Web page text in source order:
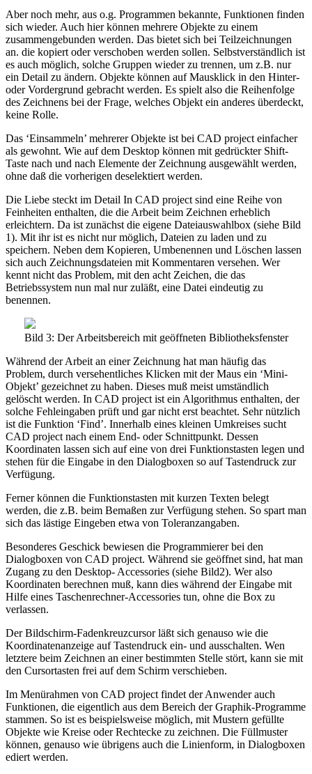
Aber noch mehr, aus o.g. Programmen bekannte, Funktionen finden
sich wieder. Auch hier können mehrere Objekte zu einem
zusammengebunden werden. Das bietet sich bei Teilzeichnungen
an. die kopiert oder verschoben werden sollen. Selbstverständlich ist
es auch möglich, solche Gruppen wieder zu trennen, um z.B. nur
ein Detail zu ändern. Objekte können auf Mausklick in den Hinter-
oder Vordergrund gebracht werden. Es spielt also die Reihenfolge
des Zeichnens bei der Frage, welches Objekt ein anderes überdeckt,
keine Rolle.
Das ‘Einsammeln’ mehrerer Objekte ist bei CAD project einfacher
als gewohnt. Wie auf dem Desktop können mit gedrückter Shift-
Taste nach und nach Elemente der Zeichnung ausgewählt werden,
ohne daß die vorherigen deselektiert werden.
Die Liebe steckt im Detail In CAD project sind eine Reihe von
Feinheiten enthalten, die die Arbeit beim Zeichnen erheblich
erleichtern. Da ist zunächst die eigene Dateiauswahlbox (siehe Bild
1). Mit ihr ist es nicht nur möglich, Dateien zu laden und zu
speichern. Neben dem Kopieren, Umbenennen und Löschen lassen
sich auch Zeichnungsdateien mit Kommentaren versehen. Wer
kennt nicht das Problem, mit den acht Zeichen, die das
Betriebssystem nun mal nur zuläßt, eine Datei eindeutig zu
benennen.
Bild 3: Der Arbeitsbereich mit geöffneten Bibliotheksfenster
Während der Arbeit an einer Zeichnung hat man häufig das
Problem, durch versehentliches Klicken mit der Maus ein ‘Mini-
Objekt’ gezeichnet zu haben. Dieses muß meist umständlich
gelöscht werden. In CAD project ist ein Algorithmus enthalten, der
solche Fehleingaben prüft und gar nicht erst beachtet. Sehr nützlich
ist die Funktion ‘Find’. Innerhalb eines kleinen Umkreises sucht
CAD project nach einem End- oder Schnittpunkt. Dessen
Koordinaten lassen sich auf eine von drei Funktionstasten legen und
stehen für die Eingabe in den Dialogboxen so auf Tastendruck zur
Verfügung.
Ferner können die Funktionstasten mit kurzen Texten belegt
werden, die z.B. beim Bemaßen zur Verfügung stehen. So spart man
sich das lästige Eingeben etwa von Toleranzangaben.
Besonderes Geschick bewiesen die Programmierer bei den
Dialogboxen von CAD project. Während sie geöffnet sind, hat man
Zugang zu den Desktop- Accessories (siehe Bild2). Wer also
Koordinaten berechnen muß, kann dies während der Eingabe mit
Hilfe eines Taschenrechner-Accessories tun, ohne die Box zu
verlassen.
Der Bildschirm-Fadenkreuzcursor läßt sich genauso wie die
Koordinatenanzeige auf Tastendruck ein- und ausschalten. Wen
letztere beim Zeichnen an einer bestimmten Stelle stört, kann sie mit
den Cursortasten frei auf dem Schirm verschieben.
Im Menürahmen von CAD project findet der Anwender auch
Funktionen, die eigentlich aus dem Bereich der Graphik-Programme
stammen. So ist es beispielsweise möglich, mit Mustern gefüllte
Objekte wie Kreise oder Rechtecke zu zeichnen. Die Füllmuster
können, genauso wie übrigens auch die Linienform, in Dialogboxen
ediert werden.